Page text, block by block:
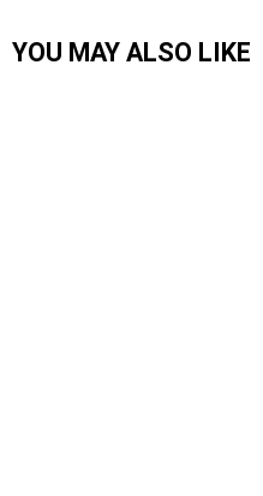
YOU MAY ALSO LIKE